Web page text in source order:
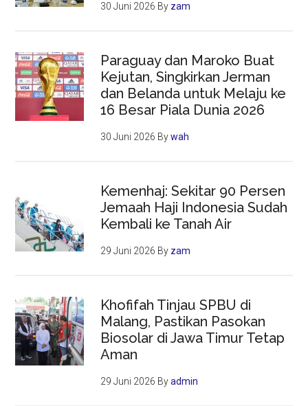
30 Juni 2026 By zam
Paraguay dan Maroko Buat
Kejutan, Singkirkan Jerman
dan Belanda untuk Melaju ke
16 Besar Piala Dunia 2026
30 Juni 2026 Bywah
Kemenhaj: Sekitar 90 Persen
Jemaah Haji Indonesia Sudah
Kembali ke Tanah Air
29 Juni 2026 By zam
Khofifah Tinjau SPBU di
Malang, Pastikan Pasokan
Biosolar di Jawa Timur Tetap
Aman
29 Juni 2026 Byadmin